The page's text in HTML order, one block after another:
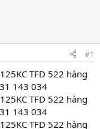
#1
TFD 522 hàng
143 034
TFD 522 hàng
143 034
TFD 522 hàng